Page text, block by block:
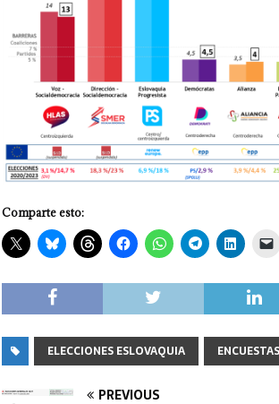
Comparte esto:
ELECCIONES ESLOVAQUIA
PREVIOUS